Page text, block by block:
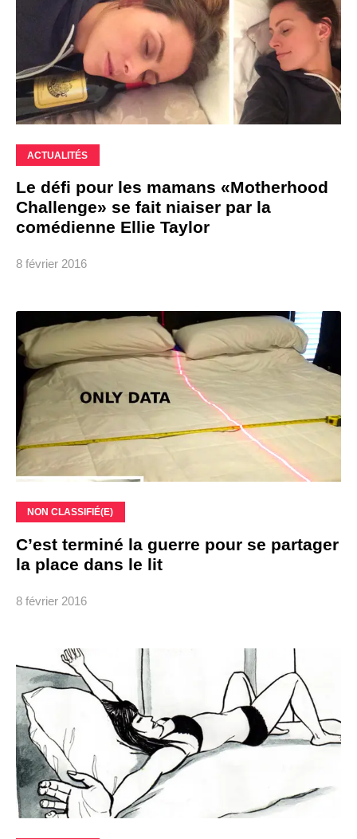
ACTUALITÉS
Le défi pour les mamans «Motherhood
Challenge» se fait niaiser par la
comédienne Ellie Taylor
8 février 2016
NON CLASSIFIÉ(E)
C’est terminé la guerre pour se partager
la place dans le lit
8 février 2016